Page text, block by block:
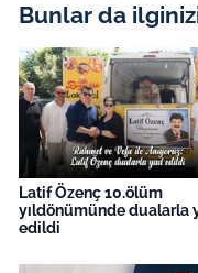
Bunlar da
Latif Özenç 10.ölüm
yıldönümünde dualarla
edildi